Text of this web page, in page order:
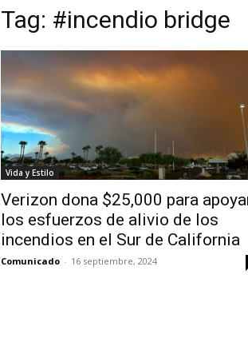
Tag: #incendio bridge
Vida y Estilo
Verizon dona $25,000 para
los esfuerzos de alivio de los
incendios en el Sur de California
Comunicado - 16 septiembre, 2024